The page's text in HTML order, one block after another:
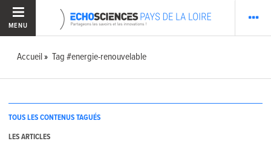
MENU
Accueil Tag #energie-renouvelable
TOUS LES CONTENUS TAGUÉS
LES ARTICLES